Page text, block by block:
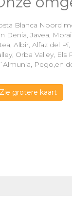
Blanca Noord
Denia, Javea,
Albir, Alfaz del
Orba Valley,
Pego,en
Zie grotere kaart